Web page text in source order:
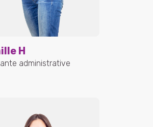
H
administrative